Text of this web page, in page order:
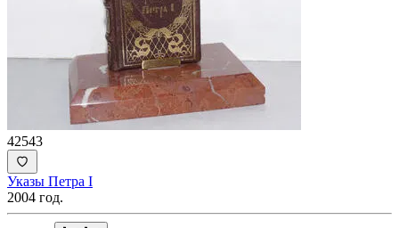
42543
Указы Петра I
2004 год.